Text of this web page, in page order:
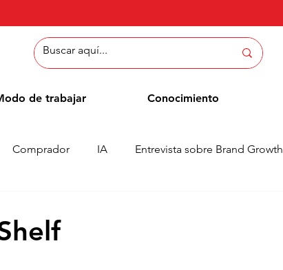
de trabajar Conocimiento
Comprador IA Entrevista sobre Brand Growth